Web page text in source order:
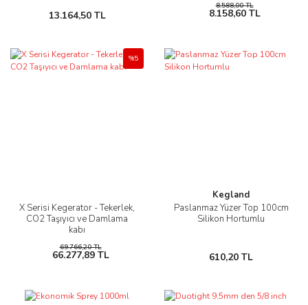
13.164,50 TL
8.588,00 TL
8.158,60 TL
X Serisi Kegerator - Tekerlek,
CO2 Taşıyıcı ve Damlama
kabı
%5
69.766,20 TL
66.277,89 TL
Kegland
Paslanmaz Yüzer Top 100cm
Silikon Hortumlu
610,20 TL